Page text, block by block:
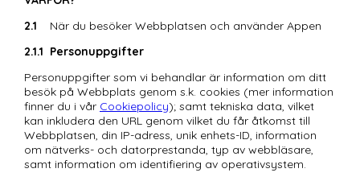
2.1
	När du besöker Webbplatsen och använder Appen
2.1.1 Personuppgifter
Personuppgifter som vi behandlar är information om ditt
besök på Webbplats genom s.k. cookies (mer information
finner du i vår Cookiepolicy); samt tekniska data, vilket
kan inkludera den URL genom vilket du får åtkomst till
Webbplatsen, din IP-adress, unik enhets-ID, information
om nätverks- och datorprestanda, typ av webbläsare,
samt information om identifiering av operativsystem.